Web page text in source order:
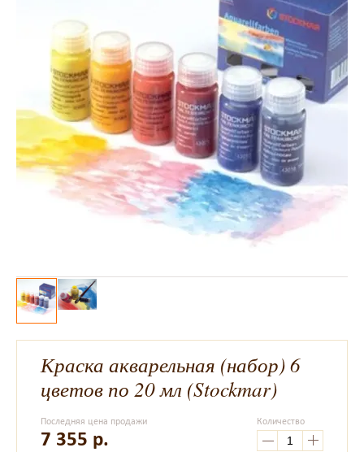
Краска акварельная (набор) 6
цветов по 20 мл (Stockmar)
Последняя цена продажи
7 355 р.
Количество